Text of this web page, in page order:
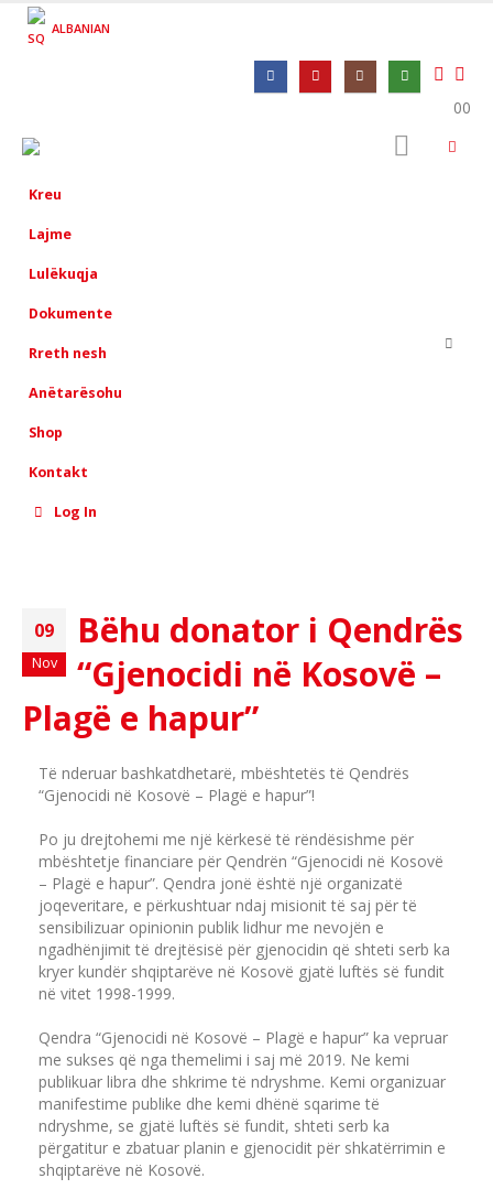
ALBANIAN
00
Kreu
Lajme
Lulëkuqja
Dokumente
Rreth nesh
Anëtarësohu
Shop
Kontakt
Log In
09
Nov
Bëhu donator i Qendrës
“Gjenocidi në Kosovë –
Plagë e hapur”
Të nderuar bashkatdhetarë, mbështetës të Qendrës
“Gjenocidi në Kosovë – Plagë e hapur”!
Po ju drejtohemi me një kërkesë të rëndësishme për
mbështetje financiare për Qendrën “Gjenocidi në Kosovë
– Plagë e hapur”. Qendra jonë është një organizatë
joqeveritare, e përkushtuar ndaj misionit të saj për të
sensibilizuar opinionin publik lidhur me nevojën e
ngadhënjimit të drejtësisë për gjenocidin që shteti serb ka
kryer kundër shqiptarëve në Kosovë gjatë luftës së fundit
në vitet 1998-1999.
Qendra “Gjenocidi në Kosovë – Plagë e hapur” ka vepruar
me sukses që nga themelimi i saj më 2019. Ne kemi
publikuar libra dhe shkrime të ndryshme. Kemi organizuar
manifestime publike dhe kemi dhënë sqarime të
ndryshme, se gjatë luftës së fundit, shteti serb ka
përgatitur e zbatuar planin e gjenocidit për shkatërrimin e
shqiptarëve në Kosovë.